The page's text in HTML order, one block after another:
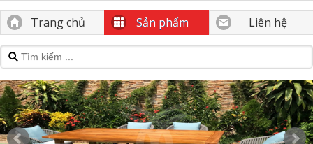
Trang chủ Sản phẩm Liên hệ